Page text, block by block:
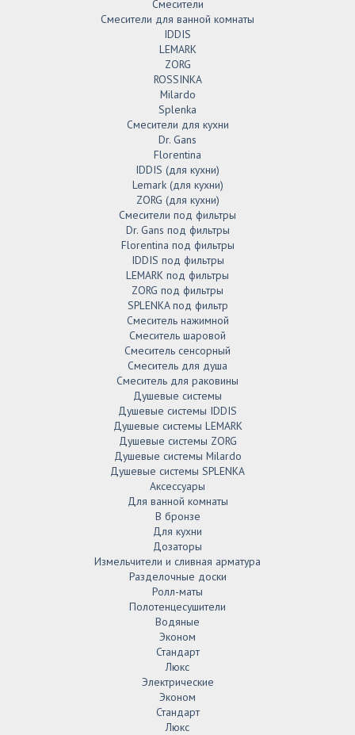
Смесители
Смесители для ванной комнаты
IDDIS
LEMARK
ZORG
ROSSINKA
Milardo
Splenka
Смесители для кухни
Dr. Gans
Florentina
IDDIS (для кухни)
Lemark (для кухни)
ZORG (для кухни)
Смесители под фильтры
Dr. Gans под фильтры
Florentina под фильтры
IDDIS под фильтры
LEMARK под фильтры
ZORG под фильтры
SPLENKA под фильтр
Смеситель нажимной
Смеситель шаровой
Смеситель сенсорный
Смеситель для душа
Смеситель для раковины
Душевые системы
Душевые системы IDDIS
Душевые системы LEMARK
Душевые системы ZORG
Душевые системы Milardo
Душевые системы SPLENKA
Аксессуары
Для ванной комнаты
В бронзе
Для кухни
Дозаторы
Измельчители и сливная арматура
Разделочные доски
Ролл-маты
Полотенцесушители
Водяные
Эконом
Стандарт
Люкс
Электрические
Эконом
Стандарт
Люкс